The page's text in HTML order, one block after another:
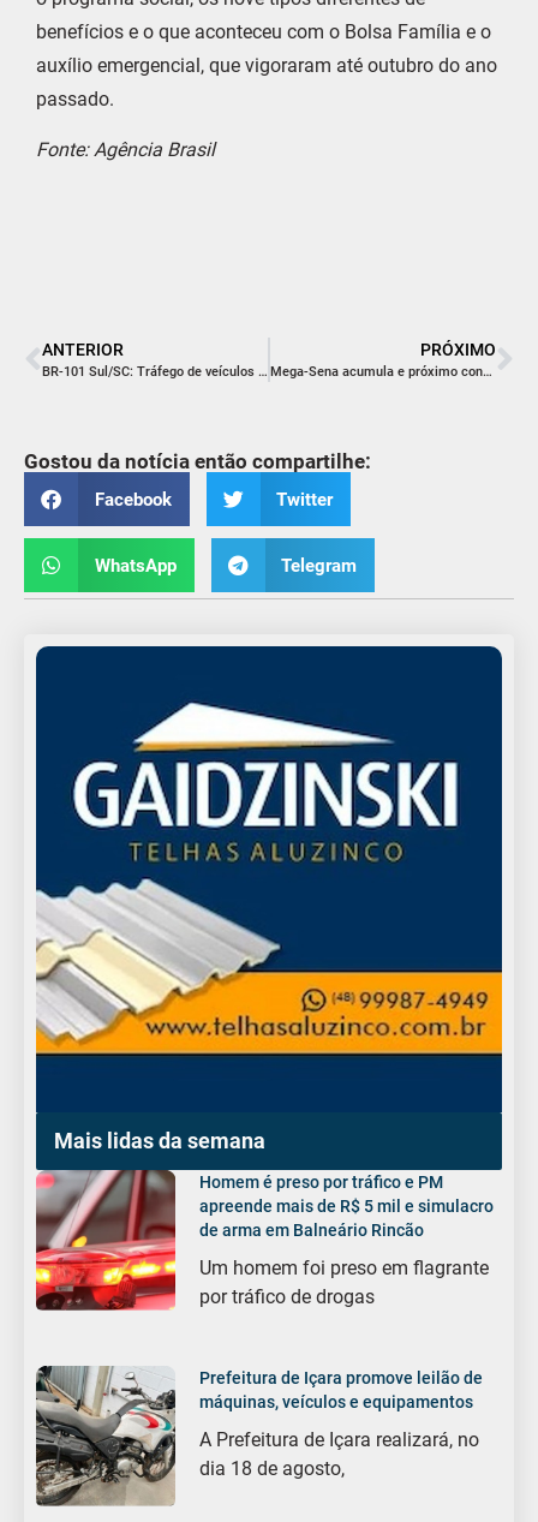
benefícios e o que aconteceu com o Bolsa Família e o
auxílio emergencial, que vigoraram até outubro do ano
passado.
Fonte: Agência Brasil
ANTERIOR
BR-101 Sul/SC: Tráfego de veículos segue desviado para antiga ponte de Laguna
PRÓXIMO
Mega-Sena acumula e próximo concurso deve pagar R$ 23 milhões
Gostou da notícia então compartilhe:
Facebook Twitter
WhatsApp Telegram
Mais lidas da semana
Homem é preso por tráfico e PM
apreende mais de R$ 5 mil e simulacro
de arma em Balneário Rincão
Um homem foi preso em flagrante
por tráfico de drogas
Prefeitura de Içara promove leilão de
máquinas, veículos e equipamentos
A Prefeitura de Içara realizará, no
dia 18 de agosto,